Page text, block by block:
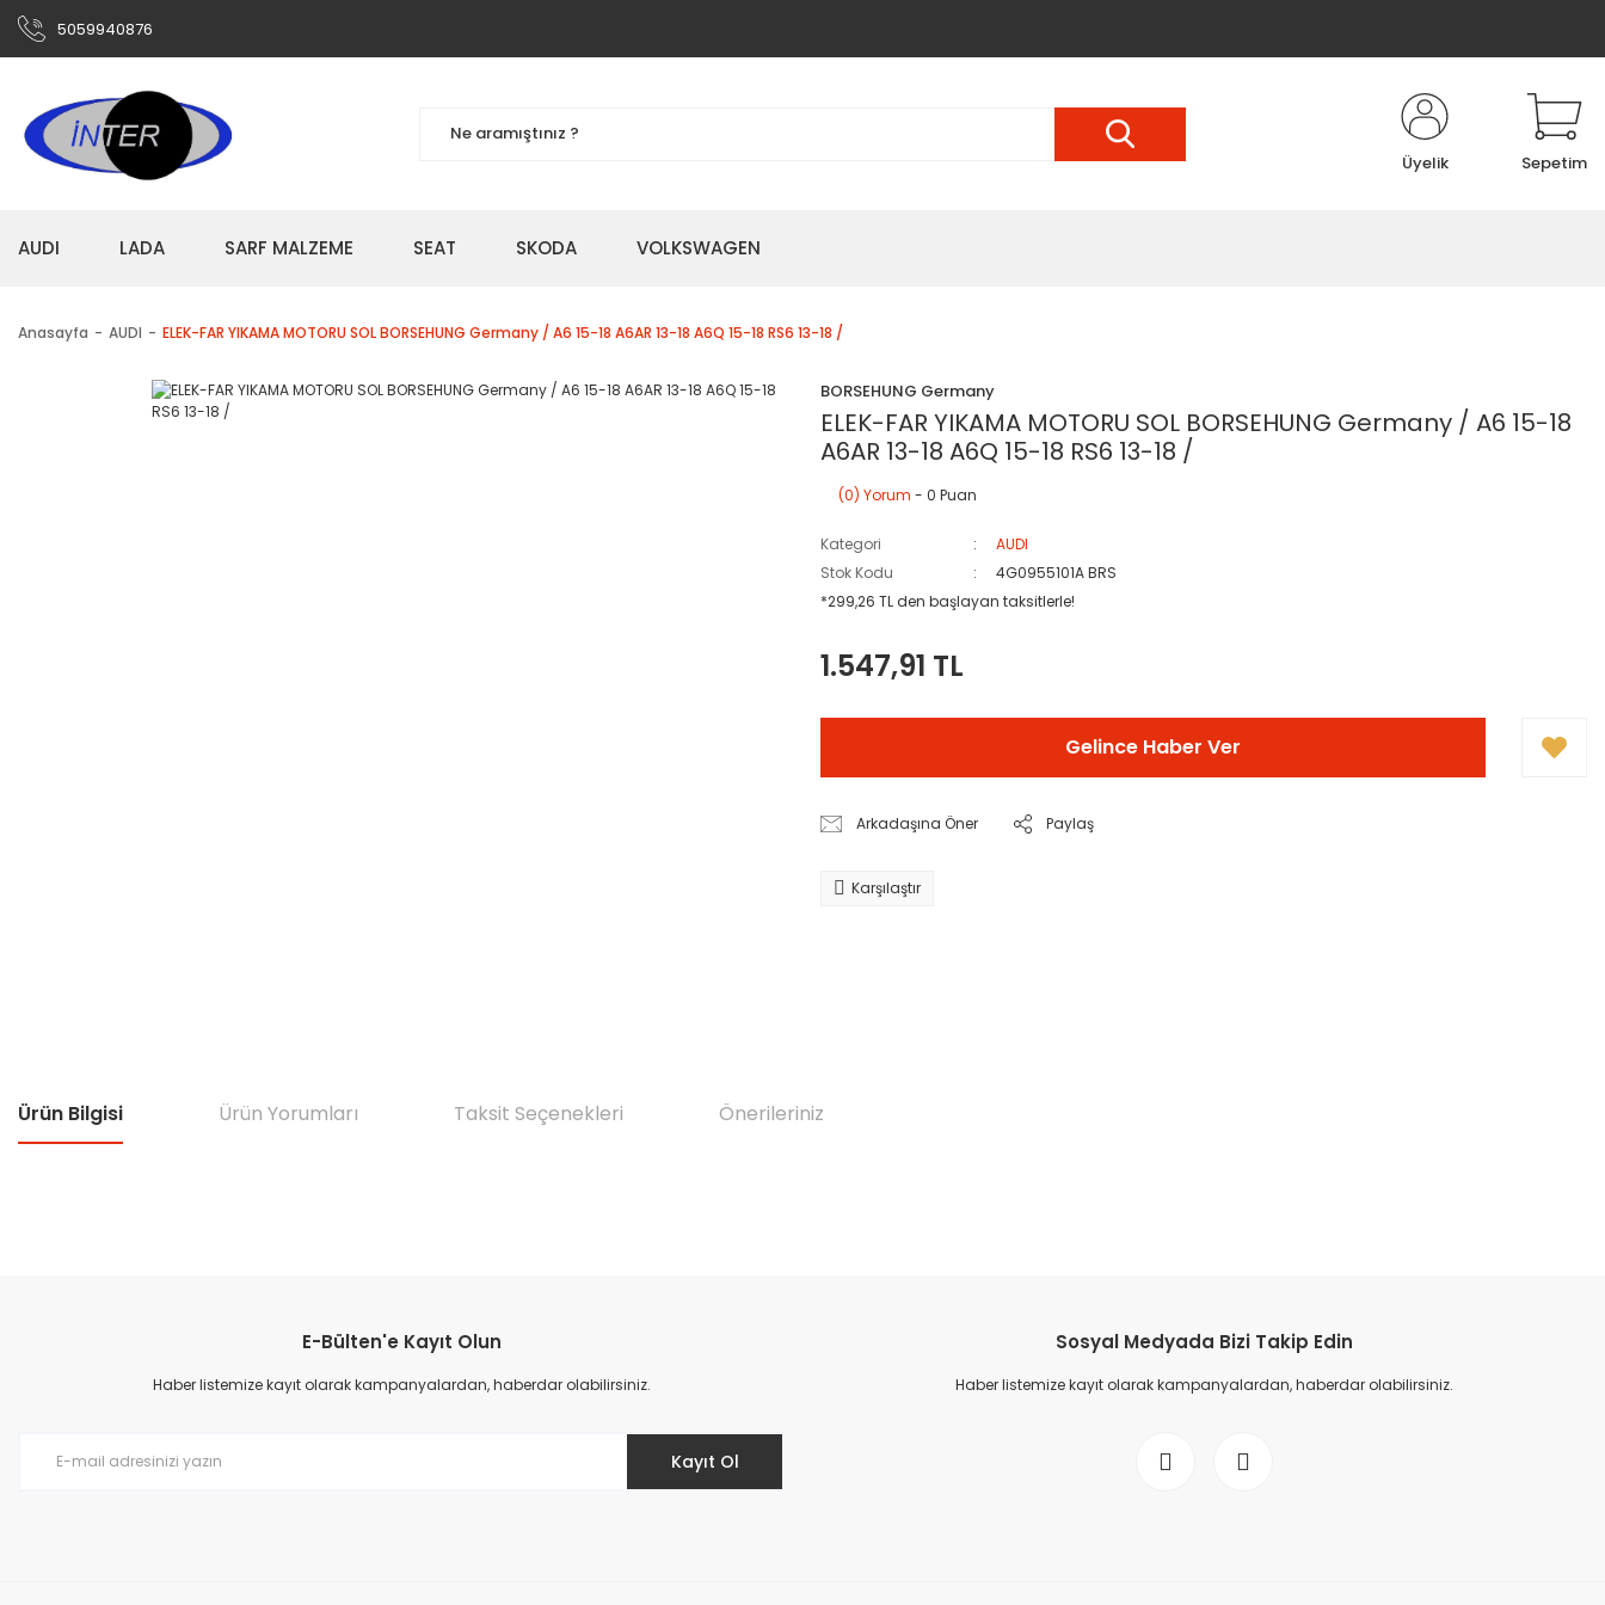
5059940876
Üyelik Sepetim
AUDI LADA SARF MALZEME SEAT SKODA VOLKSWAGEN
Anasayfa AUDI ELEK-FAR YIKAMA MOTORU SOL BORSEHUNG Germany / A6 15-18 A6AR 13-18 A6Q 15-18 RS6 13-18 /
BORSEHUNG Germany
ELEK-FAR YIKAMA MOTORU SOL BORSEHUNG Germany / A6 15-18
A6AR 13-18 A6Q 15-18 RS6 13-18 /
(0) Yorum - 0 Puan
Kategori
AUDI
Stok Kodu
4G0955101A BRS
*299,26 TL den başlayan taksitlerle!
1.547,91 TL
Gelince Haber Ver
Arkadaşına Öner Paylaş
Karşılaştır
Ürün Bilgisi Ürün Yorumları Taksit Seçenekleri Önerileriniz
Ürün resmi kalitesiz, bozuk veya görüntülenemiyor.
Ürün açıklamasında eksik bilgiler bulunuyor.
E-Bülten'e Kayıt Olun
Haber listemize kayıt olarak kampanyalardan, haberdar olabilirsiniz.
Kayıt Ol
Sosyal Medyada Bizi Takip Edin
Haber listemize kayıt olarak kampanyalardan, haberdar olabilirsiniz.